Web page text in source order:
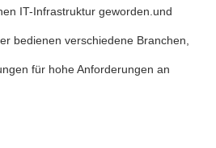
IT-Infrastruktur geworden.und
bedienen verschiedene Branchen,
für hohe Anforderungen an